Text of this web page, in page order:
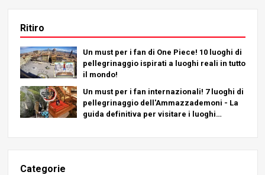
Ritiro
Un must per i fan di One Piece! 10 luoghi di
pellegrinaggio ispirati a luoghi reali in tutto
il mondo!
Un must per i fan internazionali! 7 luoghi di
pellegrinaggio dell'Ammazzademoni - La
guida definitiva per visitare i luoghi
Categorie